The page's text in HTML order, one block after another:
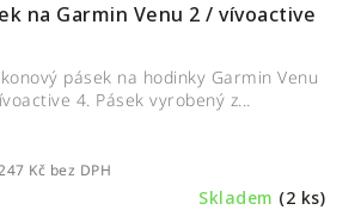
na Garmin Venu 2 / vívoactive
Skladem (2 ks)
Kč bez DPH
pásek na hodinky Garmin Venu
4. Pásek vyrobený z...